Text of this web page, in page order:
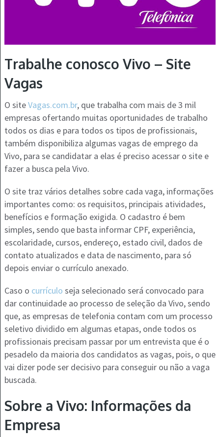
Trabalhe conosco Vivo – Site
Vagas
O siteVagas.com.br, que trabalha com mais de 3 mil
empresas ofertando muitas oportunidades de trabalho
todos os dias e para todos os tipos de profissionais,
também disponibiliza algumas vagas de emprego da
Vivo, para se candidatar a elas é preciso acessar o site e
fazer a busca pela Vivo.
O site traz vários detalhes sobre cada vaga, informações
importantes como: os requisitos, principais atividades,
benefícios e formação exigida. O cadastro é bem
simples, sendo que basta informar CPF, experiência,
escolaridade, cursos, endereço, estado civil, dados de
contato atualizados e data de nascimento, para só
depois enviar o currículo anexado.
Caso o currículo seja selecionado será convocado para
dar continuidade ao processo de seleção da Vivo, sendo
que, as empresas de telefonia contam com um processo
seletivo dividido em algumas etapas, onde todos os
profissionais precisam passar por um entrevista que é o
pesadelo da maioria dos candidatos as vagas, pois, o que
vai dizer pode ser decisivo para conseguir ou não a vaga
buscada.
Sobre a Vivo: Informações da
Empresa